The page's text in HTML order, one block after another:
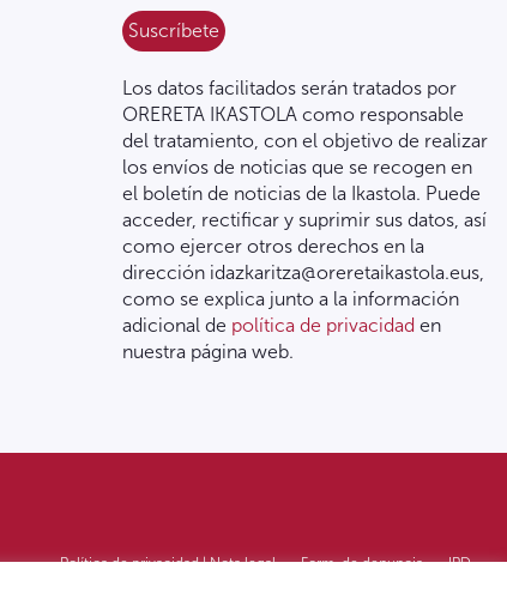
Los datos facilitados serán tratados por
ORERETA IKASTOLA como responsable
del tratamiento, con el objetivo de realizar
los envíos de noticias que se recogen en
el boletín de noticias de la Ikastola. Puede
acceder, rectificar y suprimir sus datos, así
como ejercer otros derechos en la
dirección idazkaritza@oreretaikastola.eus,
como se explica junto a la información
adicional de política de privacidad en
nuestra página web.
Política de privacidad | Nota legal Form. de denuncia IPD